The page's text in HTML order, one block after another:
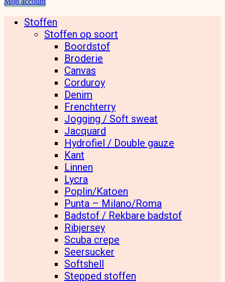
Stoffen
Stoffen op soort
Boordstof
Broderie
Canvas
Corduroy
Denim
Frenchterry
Jogging / Soft sweat
Jacquard
Hydrofiel / Double gauze
Kant
Linnen
Lycra
Poplin/Katoen
Punta – Milano/Roma
Badstof / Rekbare badstof
Ribjersey
Scuba crepe
Seersucker
Softshell
Stepped stoffen